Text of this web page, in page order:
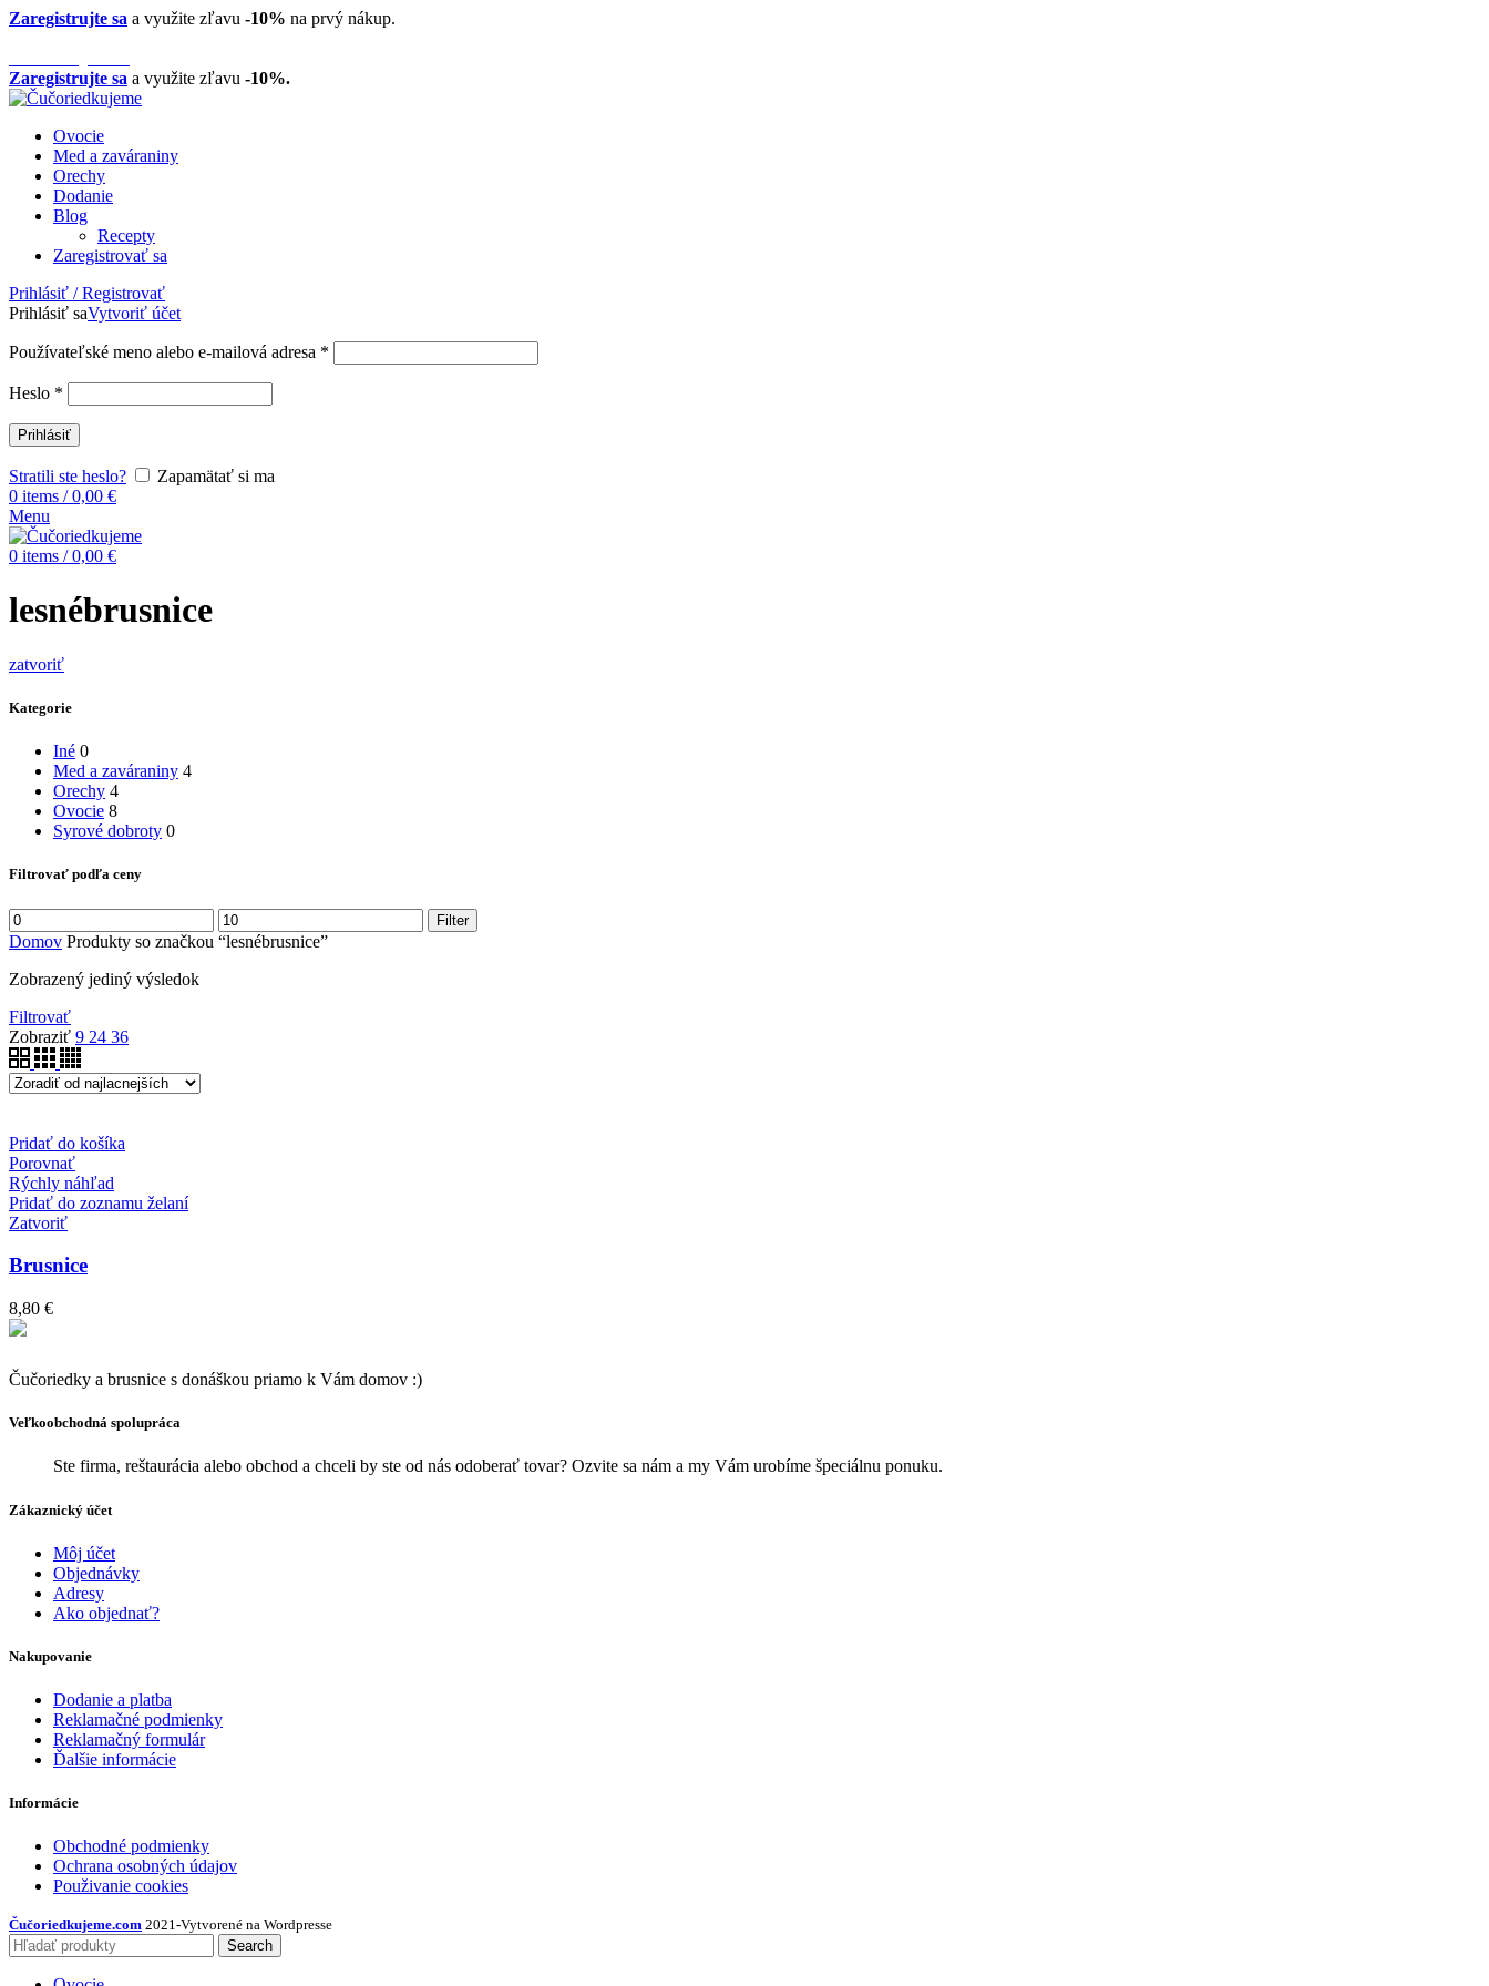
Zaregistrujte sa a využite zľavu -10% na prvý nákup.
Zaregistrujte sa a využite zľavu -10%.
Ovocie
Med a zaváraniny
Orechy
Dodanie
Blog
Recepty
Zaregistrovať sa
Prihlásiť / Registrovať
Prihlásiť saVytvoriť účet
Používateľské meno alebo e-mailová adresa *
Heslo *
Prihlásiť
Stratili ste heslo?
Zapamätať si ma
0 items / 0,00 €
Menu
0 items / 0,00 €
lesnébrusnice
zatvoriť
Kategorie
Iné 0
Med a zaváraniny 4
Orechy 4
Ovocie 8
Syrové dobroty 0
Filtrovať podľa ceny
Minimálna
cena
Maximálna
cena
Filter
Domov Produkty so značkou “lesnébrusnice”
Zobrazený jediný výsledok
Filtrovať
Zobraziť 9 24 36
Pridať do košíka
Porovnať
Rýchly náhľad
Pridať do zoznamu želaní
Zatvoriť
Brusnice
8,80 €
Čučoriedky a brusnice s donáškou priamo k Vám domov :)
Veľkoobchodná spolupráca
Ste firma, reštaurácia alebo obchod a chceli by ste od nás odoberať tovar? Ozvite sa nám a my Vám urobíme špeciálnu ponuku.
Zákaznický účet
Môj účet
Objednávky
Adresy
Ako objednať?
Nakupovanie
Dodanie a platba
Reklamačné podmienky
Reklamačný formulár
Ďalšie informácie
Informácie
Obchodné podmienky
Ochrana osobných údajov
Použivanie cookies
Čučoriedkujeme.com 2021-Vytvorené na Wordpresse
Search